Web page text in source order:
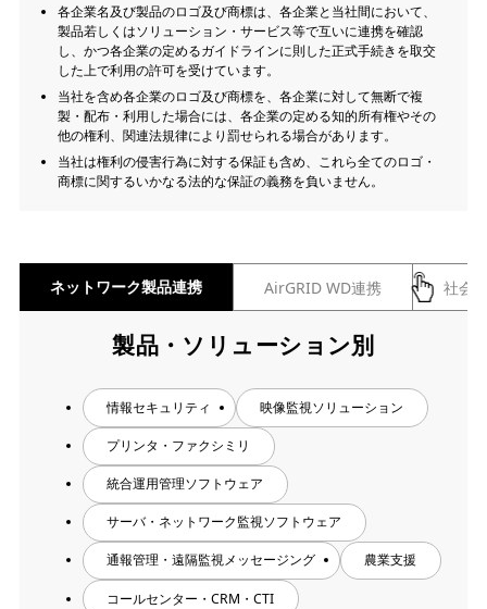
各企業名及び製品のロゴ及び商標は、各企業と当社間において、
製品若しくはソリューション・サービス等で互いに連携を確認
し、かつ各企業の定めるガイドラインに則した正式手続きを取交
した上で利用の許可を受けています。
当社を含め各企業のロゴ及び商標を、各企業に対して無断で複
製・配布・利用した場合には、各企業の定める知的所有権やその
他の権利、関連法規律により罰せられる場合があります。
当社は権利の侵害行為に対する保証も含め、これら全てのロゴ・
商標に関するいかなる法的な保証の義務を負いません。
ネットワーク製品連携 AirGRID WD連携 社会
製品・ソリューション別
情報セキュリティ 映像監視ソリューション
プリンタ・ファクシミリ
統合運用管理ソフトウェア
サーバ・ネットワーク監視ソフトウェア
通報管理・遠隔監視メッセージング 農業支援
コールセンター・CRM・CTI